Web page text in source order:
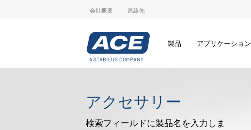
会社概要 連絡先
製品 アプリケーション
アクセサリー
検索フィールドに製品名を入力しま